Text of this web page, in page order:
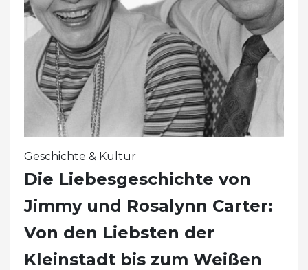
Geschichte & Kultur
Die Liebesgeschichte von
Jimmy und Rosalynn Carter:
Von den Liebsten der
Kleinstadt bis zum Weißen